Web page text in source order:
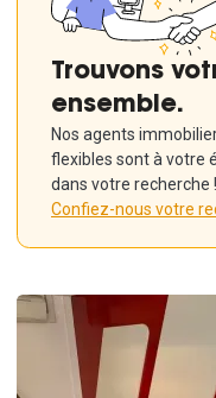
Trouvons
ensemble.
Nos agents
flexibles sont à votre
dans votre recherche !
Confiez-nous votre